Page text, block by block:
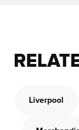
Liverpool